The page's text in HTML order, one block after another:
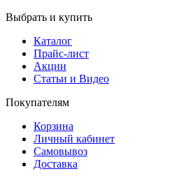
Выбрать и купить
Каталог
Прайс-лист
Акции
Статьи и Видео
Покупателям
Корзина
Личный кабинет
Самовывоз
Доставка